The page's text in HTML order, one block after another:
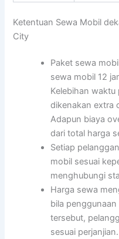
Ketentuan Sewa Mobil
City
Paket sewa
sewa mobil 12
Kelebihan
dikenakan extra
Adapun biaya
dari total harga
Setiap
mobil sesuai
menghubungi
Harga sewa
bila
tersebut,
sesuai perjanjian.